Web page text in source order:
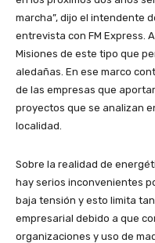
marcha”, dijo el intendente
entrevista con FM Express.
Misiones de este tipo que
aledañas. En ese marco
de las empresas que
proyectos que se analizan
localidad.
Sobre la realidad de
hay serios inconvenientes
baja tensión y esto limita
empresarial debido a que
organizaciones y uso de